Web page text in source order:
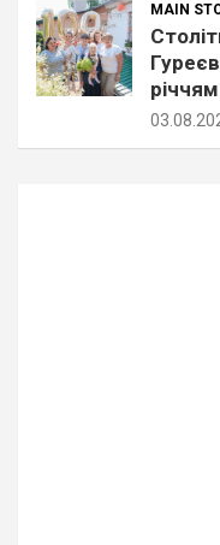
MAIN
річчям